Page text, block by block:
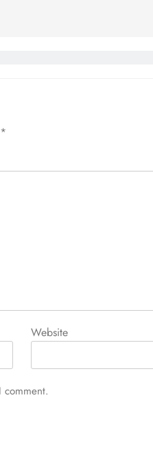
*
Website
আজ সারাদিন
August 5, 2026